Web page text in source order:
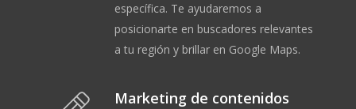
específica. Te ayudaremos a
posicionarte en buscadores relevantes
a tu región y brillar en Google Maps.
Marketing de contenidos